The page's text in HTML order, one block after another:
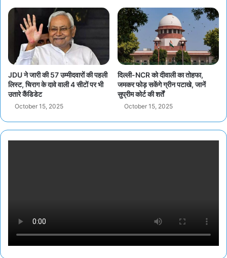
JDU ने जारी की 57 उम्मीदवारों की पहली
लिस्ट, चिराग के दावे वाली 4 सीटों पर भी
उतारे कैंडिडेट
October 15, 2025
दिल्ली-NCR को दीवाली का तोहफा,
जमकर फोड़ सकेंगे ग्रीन पटाखे, जानें
सुप्रीम कोर्ट की शर्तें
October 15, 2025